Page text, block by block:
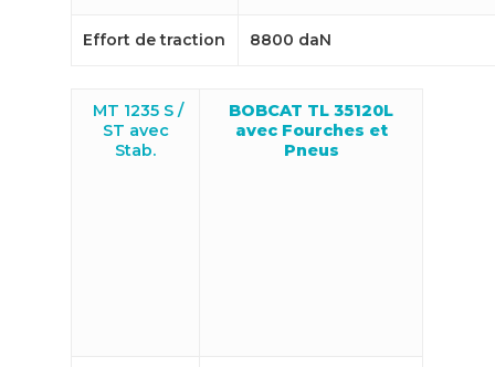
Effort de traction 8800 daN
MT 1235 S /
ST avec
Stab.
BOBCAT TL 35120L
avec Fourches et
Pneus